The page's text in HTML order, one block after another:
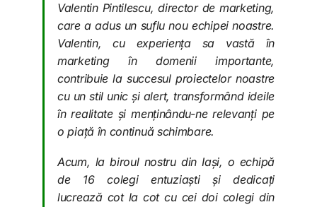
Valentin Pintilescu, director de marketing,
care a adus un suflu nou echipei noastre.
Valentin, cu experiența sa vastă în
marketing în domenii importante,
contribuie la succesul proiectelor noastre
cu un stil unic și alert, transformând ideile
în realitate și menținându-ne relevanți pe
o piață în continuă schimbare.
Acum, la biroul nostru din Iași, o echipă
de 16 colegi entuziaști și dedicați
lucrează cot la cot cu cei doi colegi din